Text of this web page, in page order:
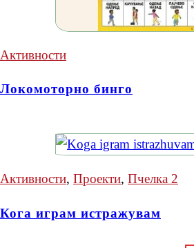
Активности
Локомоторно бинго
Активности, Проекти, Пчелка 2
Кога играм истражувам